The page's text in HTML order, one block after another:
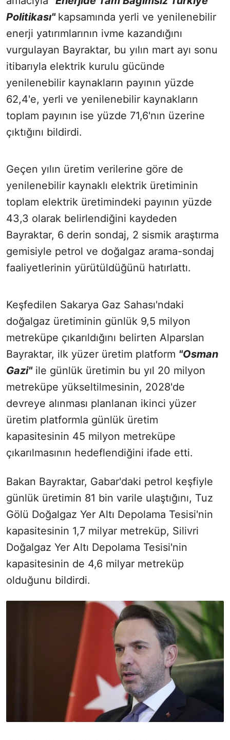
Politikası" kapsamında yerli ve yenilenebilir
enerji yatırımlarının ivme kazandığını
vurgulayan Bayraktar, bu yılın mart ayı sonu
itibarıyla elektrik kurulu gücünde
yenilenebilir kaynakların payının yüzde
62,4'e, yerli ve yenilenebilir kaynakların
toplam payının ise yüzde 71,6'nın üzerine
çıktığını bildirdi.
Geçen yılın üretim verilerine göre de
yenilenebilir kaynaklı elektrik üretiminin
toplam elektrik üretimindeki payının yüzde
43,3 olarak belirlendiğini kaydeden
Bayraktar, 6 derin sondaj, 2 sismik araştırma
gemisiyle petrol ve doğalgaz arama-sondaj
faaliyetlerinin yürütüldüğünü hatırlattı.
Keşfedilen Sakarya Gaz Sahası'ndaki
doğalgaz üretiminin günlük 9,5 milyon
metreküpe çıkarıldığını belirten Alparslan
Bayraktar, ilk yüzer üretim platform "Osman
Gazi"ile günlük üretimin bu yıl 20 milyon
metreküpe yükseltilmesinin, 2028'de
devreye alınması planlanan ikinci yüzer
üretim platformla günlük üretim
kapasitesinin 45 milyon metreküpe
çıkarılmasının hedeflendiğini ifade etti.
Bakan Bayraktar, Gabar'daki petrol keşfiyle
günlük üretimin 81 bin varile ulaştığını, Tuz
Gölü Doğalgaz Yer Altı Depolama Tesisi'nin
kapasitesinin 1,7 milyar metreküp, Silivri
Doğalgaz Yer Altı Depolama Tesisi'nin
kapasitesinin de 4,6 milyar metreküp
olduğunu bildirdi.